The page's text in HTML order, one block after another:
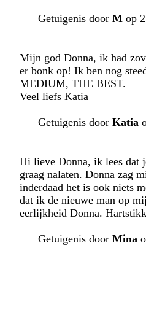
Getuigenis door M op
Mijn god Donna, ik had
er bonk op! Ik ben nog
MEDIUM, THE BEST.
Veel liefs Katia
Getuigenis door Katia
Hi lieve Donna, ik lees dat
graag nalaten. Donna zag
inderdaad het is ook niets
dat ik de nieuwe man op
eerlijkheid Donna.
Getuigenis door Mina